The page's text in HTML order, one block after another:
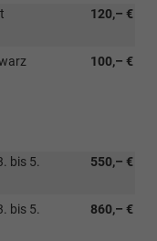
120,– €
100,– €
550,– €
bis 5.
860,– €
bis 5.